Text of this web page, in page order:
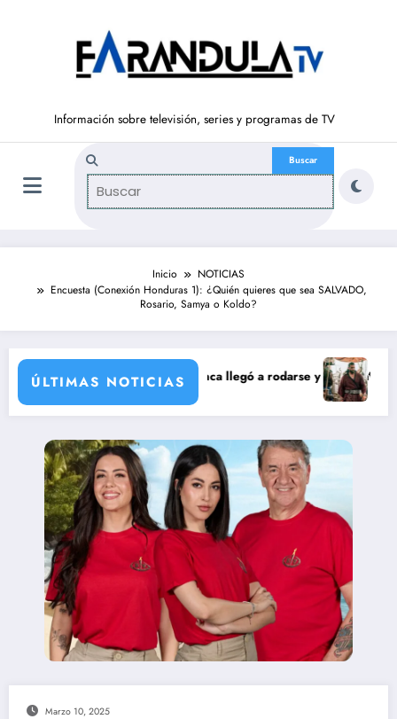
Información sobre televisión, series y programas de TV
Inicio
NOTICIAS
Encuesta (Conexión Honduras 1): ¿Quién quieres que sea SALVADO,
Rosario, Samya o Koldo?
ÚLTIMAS NOTICIAS
de María Castro
Ordóñez que nunca llegó a rodarse y que convertía a Isabel
‘Sandokán’
Marzo 10, 2025